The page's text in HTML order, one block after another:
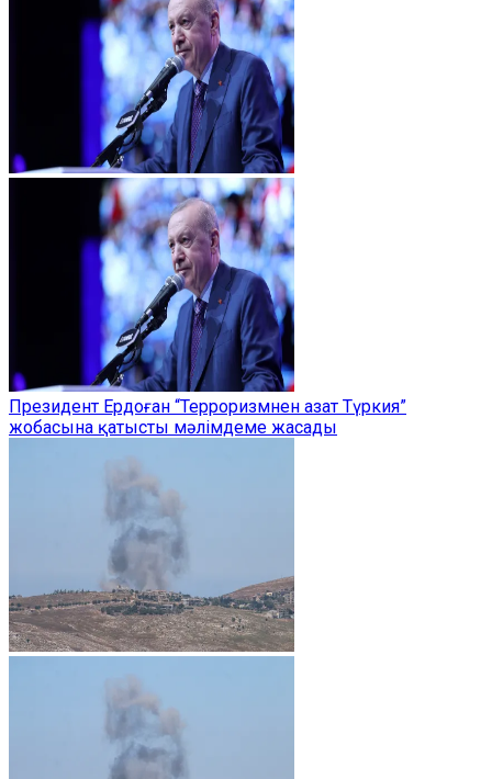
Президент Ердоған “Терроризмнен азат Түркия”
жобасына қатысты мәлімдеме жасады